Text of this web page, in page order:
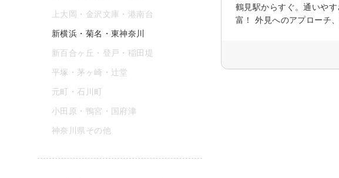
鶴見駅からすぐ。通いや
富！ 外見へのアプロー
上大岡・金沢文庫・港南台
新横浜・菊名・東神奈川
新百合ヶ丘・登戸・稲田堤
平塚・茅ヶ崎・辻堂
元町・石川町
小田原・鴨宮・国府津
神奈川県その他